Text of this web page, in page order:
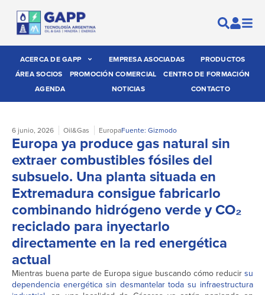
ACERCA DE GAPP EMPRESA ASOCIADAS
PRODUCTOS
ÁREA SOCIOS
PROMOCIÓN COMERCIAL
CENTRO DE FORMACIÓN
AGENDA
NOTICIAS CONTACTO
6 junio, 2026 Oil&Gas EuropaFuente: Gizmodo
Europa ya produce gas natural sin
extraer combustibles fósiles del
subsuelo. Una planta situada en
Extremadura consigue fabricarlo
combinando hidrógeno verde y CO₂
reciclado para inyectarlo
directamente en la red energética
actual
Mientras buena parte de Europa sigue buscando cómo reducir su
dependencia energética sin desmantelar toda su infraestructura